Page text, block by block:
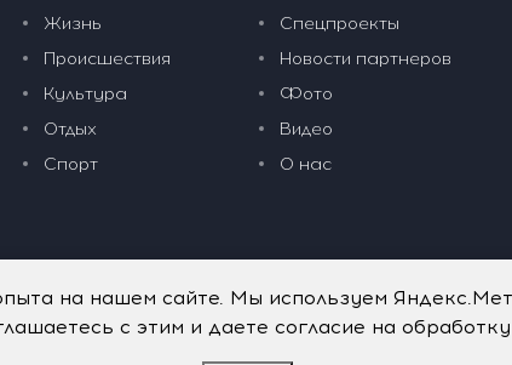
Жизнь
Происшествия
Культура
Отдых
Спорт
Спецпроекты
Новости партнеров
Фото
Видео
О нас
на нашем сайте. Мы используем
с этим и даете согласие на